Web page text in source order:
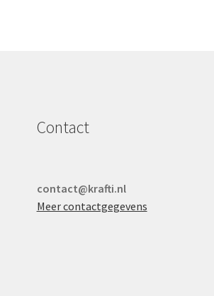
Contact
contact@krafti.nl
Meer contactgegevens